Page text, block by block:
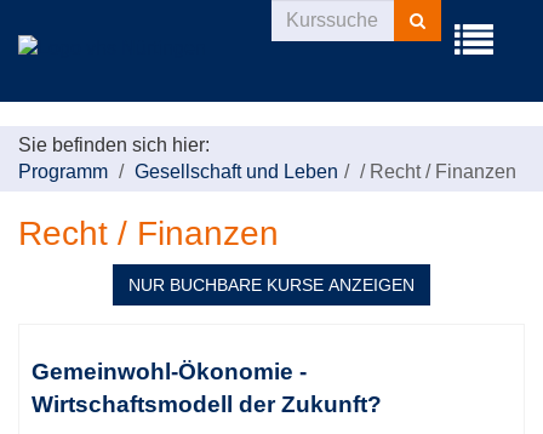
Menü
Kurse
suchen
Sie befinden sich hier:
Programm
Gesellschaft und Leben / Recht / Finanzen
Recht / Finanzen
NUR BUCHBARE KURSE ANZEIGEN
Tabellenüberschriften
sortiert
Gemeinwohl-Ökonomie -
Wirtschaftsmodell der Zukunft?